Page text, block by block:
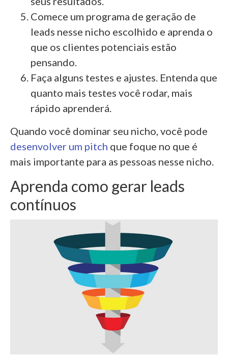
Comece um programa de geração de
leads nesse nicho escolhido e aprenda o
que os clientes potenciais estão
pensando.
Faça alguns testes e ajustes. Entenda que
quanto mais testes você rodar, mais
rápido aprenderá.
Quando você dominar seu nicho, você pode
desenvolver um pitch que foque no que é
mais importante para as pessoas nesse nicho.
Aprenda como gerar leads
contínuos